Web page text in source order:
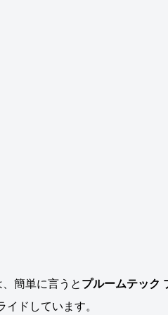
、簡単に言うと プルームテック
ドしています。